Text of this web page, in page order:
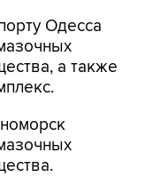
Одесса
а также